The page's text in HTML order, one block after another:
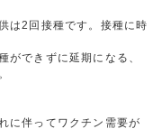
は2回接種です。接種に時
ができずに延期になる、
に伴ってワクチン需要が